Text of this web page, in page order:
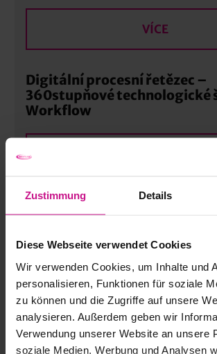
Zustimmung Details
Diese Webseite verwendet Cookies
Wir verwenden Cookies, um Inhalte und
personalisieren, Funktionen für soziale
zu können und die Zugriffe auf unsere
analysieren. Außerdem geben wir
Verwendung unserer Website an unsere
soziale Medien, Werbung und Analysen
VÍCE
Digitální procesní řetězec –
360stupňové technologické
Workflow
„CNC Excellence“ –
a CAM pro moderní výrobní
VÍCE
openBIM s IFC pro
budov | Pokročilé